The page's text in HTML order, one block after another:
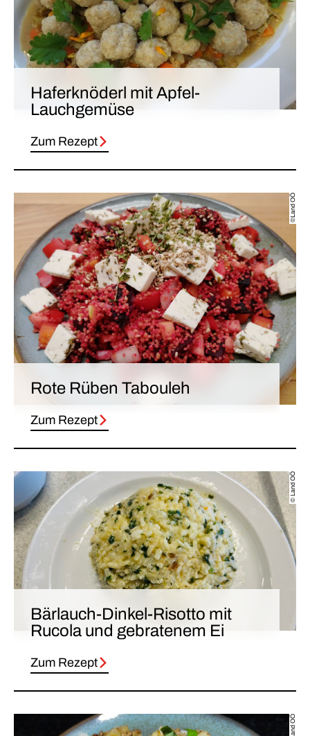
Haferknöderl mit Apfel-
Lauchgemüse
Zum Rezept
©Land OÖ
Rote Rüben Tabouleh
Zum Rezept
© Land OÖ
Bärlauch-Dinkel-Risotto mit
Rucola und gebratenem Ei
Zum Rezept